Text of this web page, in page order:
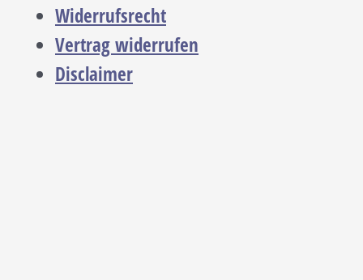
Widerrufsrecht
Vertrag widerrufen
Disclaimer